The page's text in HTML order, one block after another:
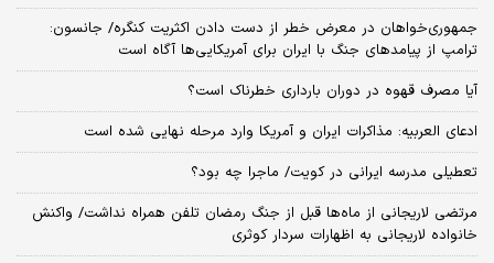
جمهوری‌خواهان در معرض خطر از دست دادن اکثریت کنگره/ جانسون:
ترامپ از پیامدهای جنگ با ایران برای آمریکایی‌ها آگاه است
آیا مصرف قهوه در دوران بارداری خطرناک است؟
ادعای العربیه: مذاکرات ایران و آمریکا وارد مرحله نهایی شده است
تعطیلی مدرسه ایرانی در کویت/ ماجرا چه بود؟
مرتضی لاریجانی از ماه‌ها قبل از جنگ رمضان تلفن همراه نداشت/ واکنش
خانواده لاریجانی به اظهارات سردار کوثری